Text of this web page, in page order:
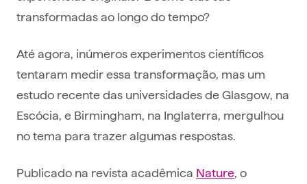
transformadas ao longo do tempo?
Até agora, inúmeros experimentos científicos
tentaram medir essa transformação, mas um
estudo recente das universidades de Glasgow, na
Escócia, e Birmingham, na Inglaterra, mergulhou
no tema para trazer algumas respostas.
Publicado na revista acadêmica Nature, o